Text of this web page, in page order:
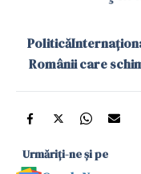
Politică
Românii care
Urmăriți-ne și pe